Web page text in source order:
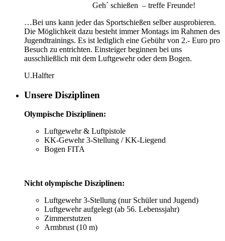
Geh´ schießen – treffe Freunde!
…Bei uns kann jeder das Sportschießen selber ausprobieren.
Die Möglichkeit dazu besteht immer Montags im Rahmen des
Jugendtrainings. Es ist lediglich eine Gebühr von 2.- Euro pro
Besuch zu entrichten. Einsteiger beginnen bei uns
ausschließlich mit dem Luftgewehr oder dem Bogen.
U.Halfter
Unsere Disziplinen
Olympische Disziplinen:
Luftgewehr & Luftpistole
KK-Gewehr 3-Stellung / KK-Liegend
Bogen FITA
Nicht olympische Disziplinen:
Luftgewehr 3-Stellung (nur Schüler und Jugend)
Luftgewehr aufgelegt (ab 56. Lebenssjahr)
Zimmerstutzen
Armbrust (10 m)